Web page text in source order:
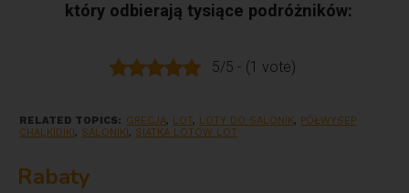
który odbierają tysiące podróżników:
5/5 - (1 vote)
RELATED TOPICS: GRECJA, LOT, LOTY DO SALONIK, PÓŁWYSEP
CHALKIDIKI , SALONIKI , SIATKA LOTÓW LOT
Rabaty